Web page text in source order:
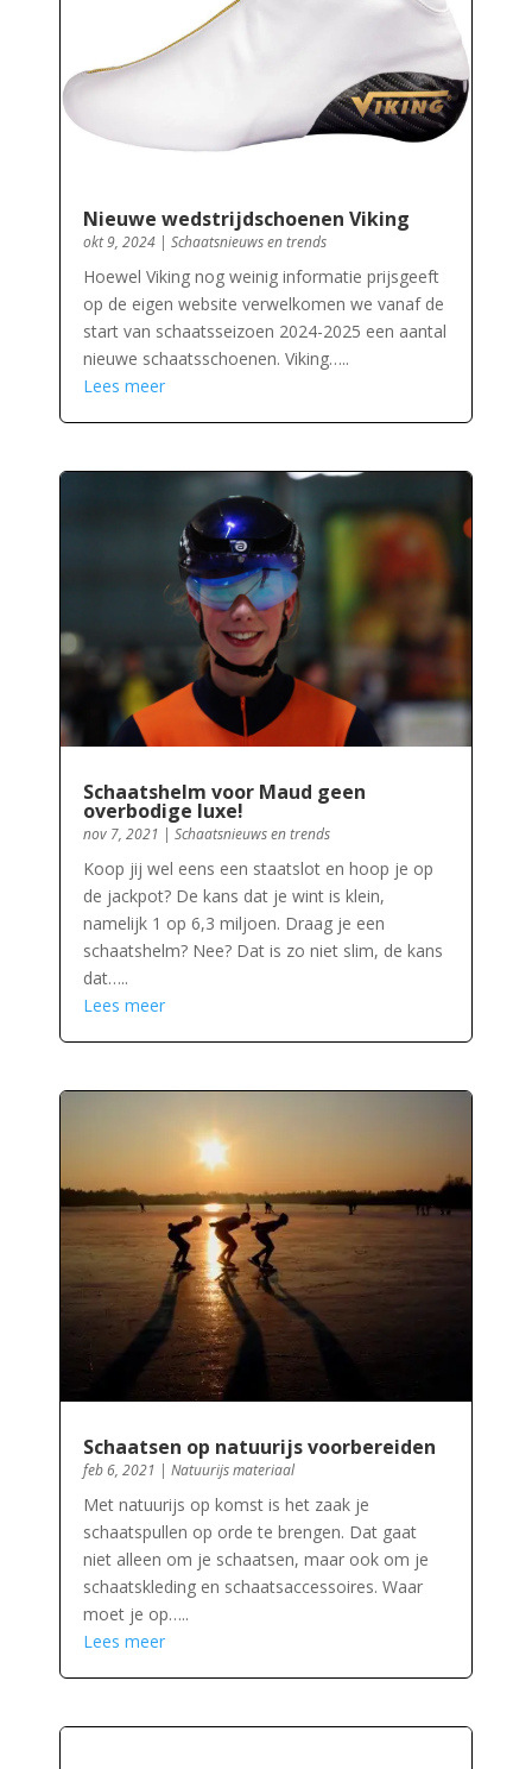
Nieuwe wedstrijdschoenen Viking
okt 9, 2024| Schaatsnieuws en trends
Hoewel Viking nog weinig informatie prijsgeeft
op de eigen website verwelkomen we vanaf de
start van schaatsseizoen 2024-2025 een aantal
nieuwe schaatsschoenen. Viking…..
Lees meer
Schaatshelm voor Maud geen
overbodige luxe!
nov 7, 2021 | Schaatsnieuws en trends
Koop jij wel eens een staatslot en hoop je op
de jackpot? De kans dat je wint is klein,
namelijk 1 op 6,3 miljoen. Draag je een
schaatshelm? Nee? Dat is zo niet slim, de kans
dat…..
Lees meer
Schaatsen op natuurijs voorbereiden
feb 6, 2021 | Natuurijs materiaal
Met natuurijs op komst is het zaak je
schaatspullen op orde te brengen. Dat gaat
niet alleen om je schaatsen, maar ook om je
schaatskleding en schaatsaccessoires. Waar
moet je op…..
Lees meer